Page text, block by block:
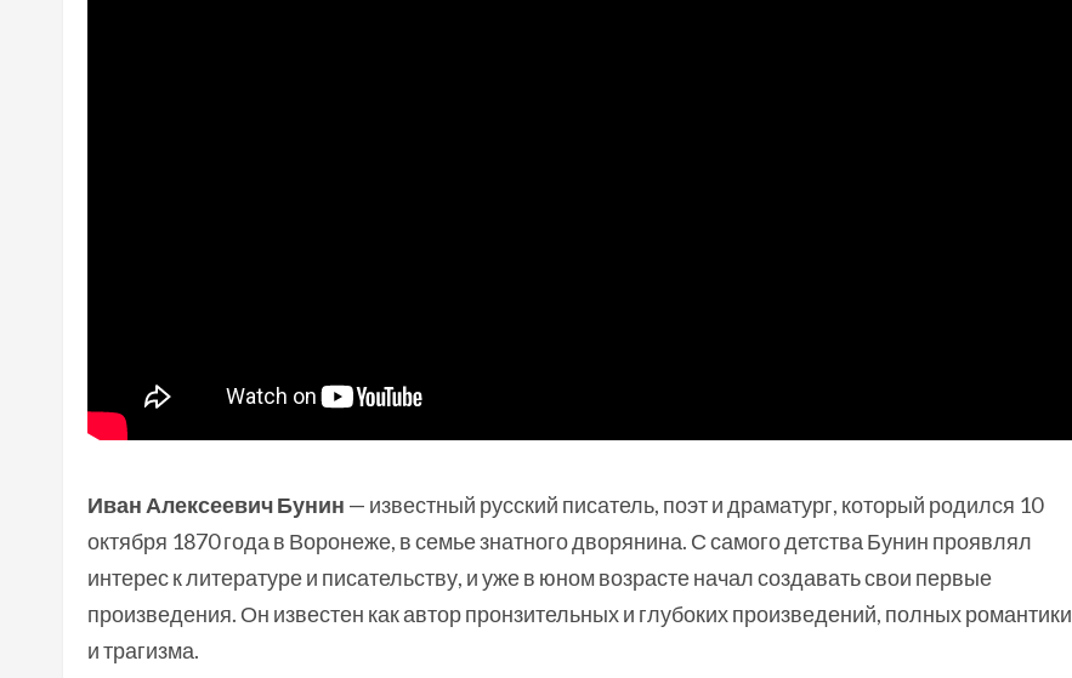
Иван Алексеевич Бунин — известный русский писатель, поэт и драматург, который родился 10
октября 1870 года в Воронеже, в семье знатного дворянина. С самого детства Бунин проявлял
интерес к литературе и писательству, и уже в юном возрасте начал создавать свои первые
произведения. Он известен как автор пронзительных и глубоких произведений, полных романтики
и трагизма.